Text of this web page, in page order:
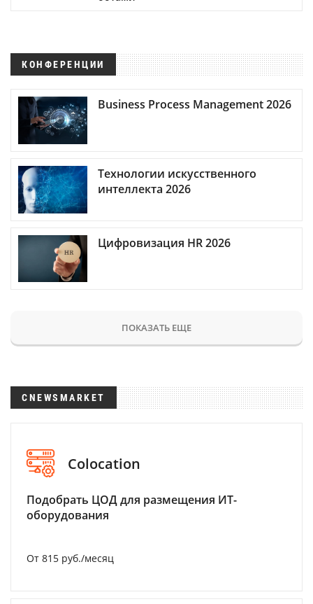
КОНФЕРЕНЦИИ
Business Process Management 2026
Технологии искусственного
интеллекта 2026
Цифровизация HR 2026
ПОКАЗАТЬ ЕЩЕ
CNEWSMARKET
Colocation
Подобрать ЦОД для размещения ИТ-
оборудования
От 815 руб./месяц